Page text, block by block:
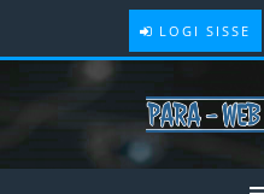
LOGI SISSE